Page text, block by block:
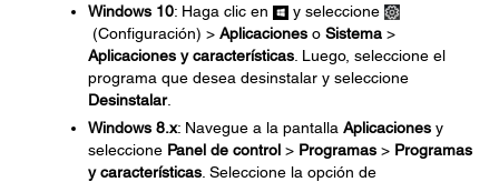
Windows 10: Haga clic en
y seleccione
(Configuración) > Aplicaciones o Sistema >
Aplicaciones y características . Luego, seleccione el
programa que desea desinstalar y seleccione
Desinstalar.
Windows 8.x: Navegue a la pantalla Aplicaciones y
seleccione Panel de control > Programas > Programas
y características . Seleccione la opción de